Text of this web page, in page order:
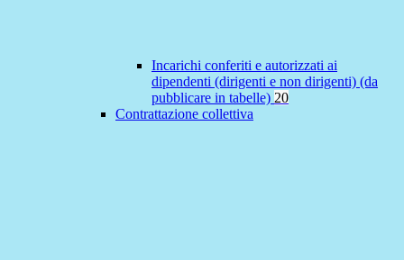
Incarichi conferiti e autorizzati ai
dipendenti (dirigenti e non dirigenti) (da
pubblicare in tabelle) 20
Contrattazione collettiva